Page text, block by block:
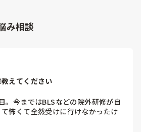
み相談
えてください
。今まではBLSなどの院外研修が自
怖くて全然受けに行けなかったけ
強になってそこから、JPTECや